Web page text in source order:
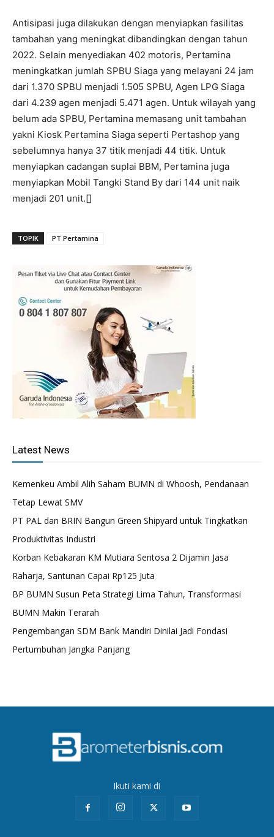
Antisipasi juga dilakukan dengan menyiapkan fasilitas
tambahan yang meningkat dibandingkan dengan tahun
2022. Selain menyediakan 402 motoris, Pertamina
meningkatkan jumlah SPBU Siaga yang melayani 24 jam
dari 1.370 SPBU menjadi 1.505 SPBU, Agen LPG Siaga
dari 4.239 agen menjadi 5.471 agen. Untuk wilayah yang
belum ada SPBU, Pertamina memasang unit tambahan
yakni Kiosk Pertamina Siaga seperti Pertashop yang
sebelumnya hanya 37 titik menjadi 44 titik. Untuk
menyiapkan cadangan suplai BBM, Pertamina juga
menyiapkan Mobil Tangki Stand By dari 144 unit naik
menjadi 201 unit.[]
TOPIK PT Pertamina
Latest News
Kemenkeu Ambil Alih Saham BUMN di Whoosh, Pendanaan
Tetap Lewat SMV
PT PAL dan BRIN Bangun Green Shipyard untuk Tingkatkan
Produktivitas Industri
Korban Kebakaran KM Mutiara Sentosa 2 Dijamin Jasa
Raharja, Santunan Capai Rp125 Juta
BP BUMN Susun Peta Strategi Lima Tahun, Transformasi
BUMN Makin Terarah
Pengembangan SDM Bank Mandiri Dinilai Jadi Fondasi
Pertumbuhan Jangka Panjang
Ikuti kami di